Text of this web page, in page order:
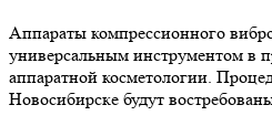
Аппараты компрессионного
универсальным инструментом в
аппаратной косметологии.
Новосибирске будут